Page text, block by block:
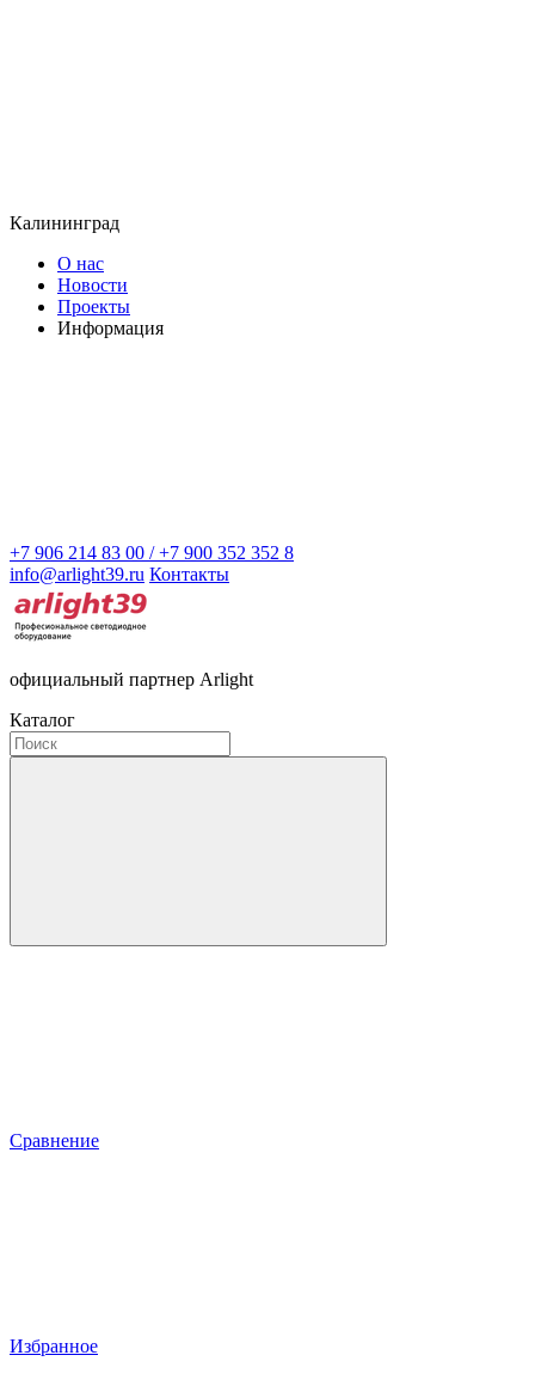
Калининград
О нас
Новости
Проекты
Информация
+7 906 214 83 00 / +7 900 352 352 8
info@arlight39.ru Контакты
официальный партнер Arlight
Каталог
Сравнение
Избранное